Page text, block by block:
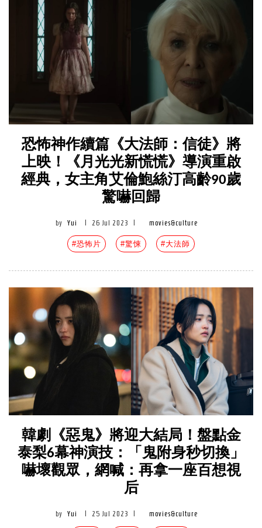
恐怖神作續篇《大法師：信徒》將
上映！《月光光新慌慌》導演重啟
經典，女主角艾倫鮑絲汀高齡90歲
驚嚇回歸
by Yui 26 Jul 2023 movies&culture
#恐怖片 #驚悚 #大法師
韓劇《惡鬼》將迎大結局！盤點金
泰梨6幕神演技：「鬼附身秒切換」
嚇壞觀眾，網喊：再拿一座百想視
后
by Yui 25 Jul 2023 movies&culture